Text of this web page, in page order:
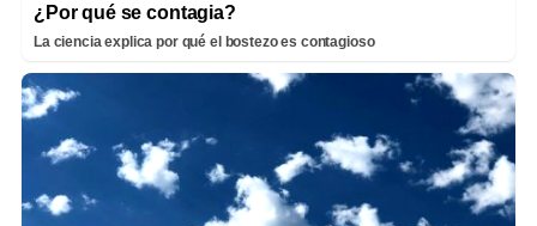
¿Por qué se contagia?
La ciencia explica por qué el bostezo es contagioso